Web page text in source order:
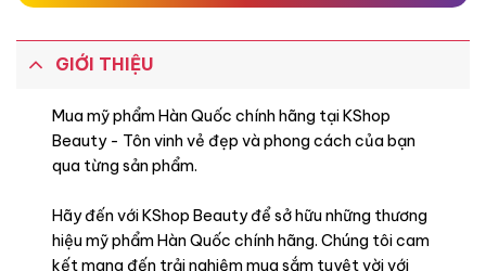
GIỚI THIỆU
Mua mỹ phẩm Hàn Quốc chính hãng tại KShop
Beauty - Tôn vinh vẻ đẹp và phong cách của bạn
qua từng sản phẩm.
Hãy đến với KShop Beauty để sở hữu những thương
hiệu mỹ phẩm Hàn Quốc chính hãng. Chúng tôi cam
kết mang đến trải nghiệm mua sắm tuyệt vời với